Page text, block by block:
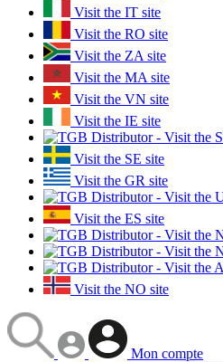
Visit the IT site
Visit the RO site
Visit the ZA site
Visit the MA site
Visit the VN site
Visit the IE site
Visit the SE site
Visit the GR site
Visit the ES site
Visit the NO site
Mon compte